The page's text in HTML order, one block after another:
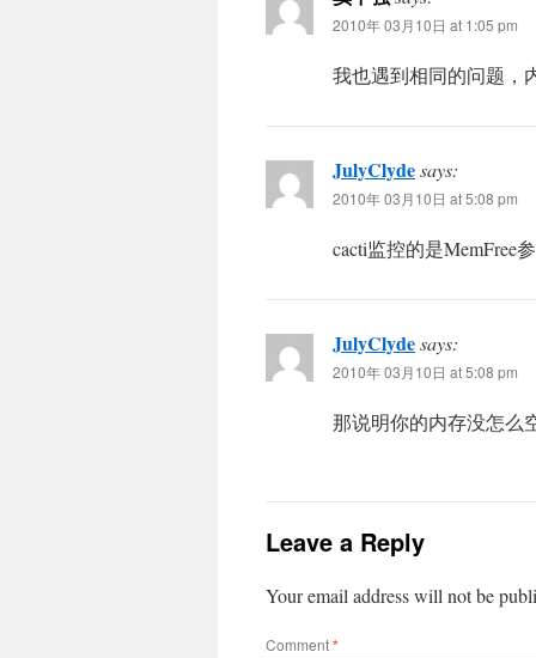
2010年 03月10日 at 1:05 pm
我也遇到相同的问题，
JulyClydesays:
2010年 03月10日 at 5:08 pm
cacti监控的是MemFree
JulyClydesays:
2010年 03月10日 at 5:08 pm
那说明你的内存没怎么
Leave a Reply
Your email address will not be
Comment*